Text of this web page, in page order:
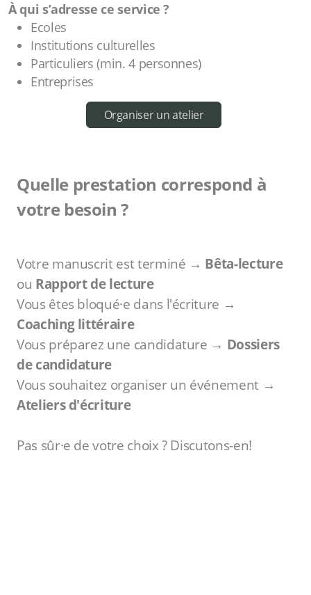
À qui s’adresse ce service ?
Ecoles
Institutions culturelles
Particuliers (min. 4 personnes)
Entreprises
Organiser un atelier
Quelle prestation correspond à
votre besoin ?
Votre manuscrit est terminé → Bêta-lecture
ou Rapport de lecture
Vous êtes bloqué·e dans l'écriture →
Coaching littéraire
Vous préparez une candidature → Dossiers
de candidature
Vous souhaitez organiser un événement →
Ateliers d'écriture
Pas sûr·e de votre choix ? Discutons-en!